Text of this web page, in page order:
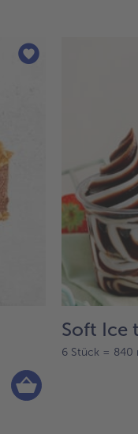
Soft Ice
6 Stück = 840